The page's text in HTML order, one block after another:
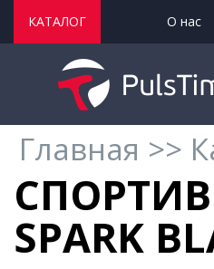
КАТАЛОГ О нас
Главная >>
SPARK